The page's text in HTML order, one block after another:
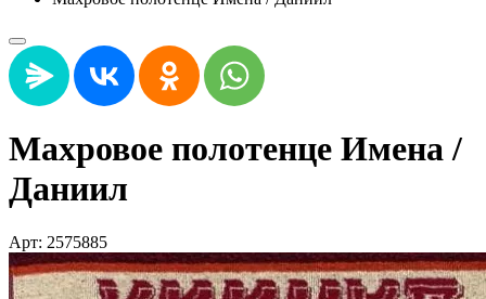
Махровое полотенце Имена /
Даниил
Арт: 2575885